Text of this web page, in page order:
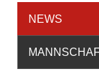
NEWS